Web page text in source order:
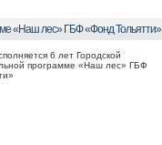
«Наш лес» ГБФ «Фонд Тольятти»
6 лет Городской
программе «Наш лес» ГБФ